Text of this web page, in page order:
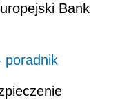
Bank
poradnik